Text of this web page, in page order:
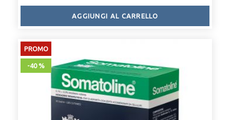
AGGIUNGI AL CARRELLO
PROMO
-40 %